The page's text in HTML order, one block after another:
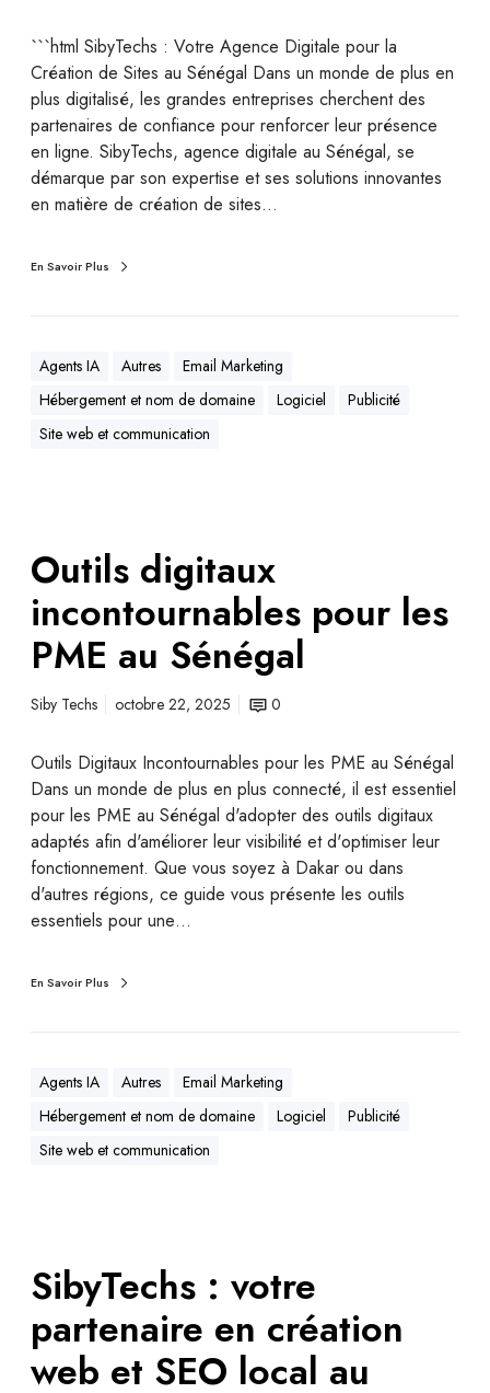
```html SibyTechs : Votre Agence Digitale pour la
Création de Sites au Sénégal Dans un monde de plus en
plus digitalisé, les grandes entreprises cherchent des
partenaires de confiance pour renforcer leur présence
en ligne. SibyTechs, agence digitale au Sénégal, se
démarque par son expertise et ses solutions innovantes
en matière de création de sites…
En Savoir Plus
Agents IA Autres
Email Marketing
Hébergement et nom de domaine
Logiciel
Publicité
Site web et communication
Outils digitaux
incontournables pour les
PME au Sénégal
Siby Techs octobre 22, 2025 0
Outils Digitaux Incontournables pour les PME au Sénégal
Dans un monde de plus en plus connecté, il est essentiel
pour les PME au Sénégal d'adopter des outils digitaux
adaptés afin d'améliorer leur visibilité et d'optimiser leur
fonctionnement. Que vous soyez à Dakar ou dans
d'autres régions, ce guide vous présente les outils
essentiels pour une…
En Savoir Plus
Agents IA Autres
Email Marketing
Hébergement et nom de domaine
Logiciel
Publicité
Site web et communication
SibyTechs : votre
partenaire en création
web et SEO local au